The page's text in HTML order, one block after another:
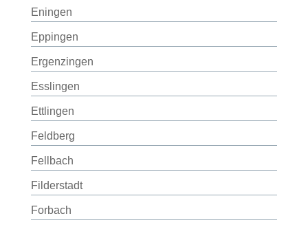
Eningen
Eppingen
Ergenzingen
Esslingen
Ettlingen
Feldberg
Fellbach
Filderstadt
Forbach